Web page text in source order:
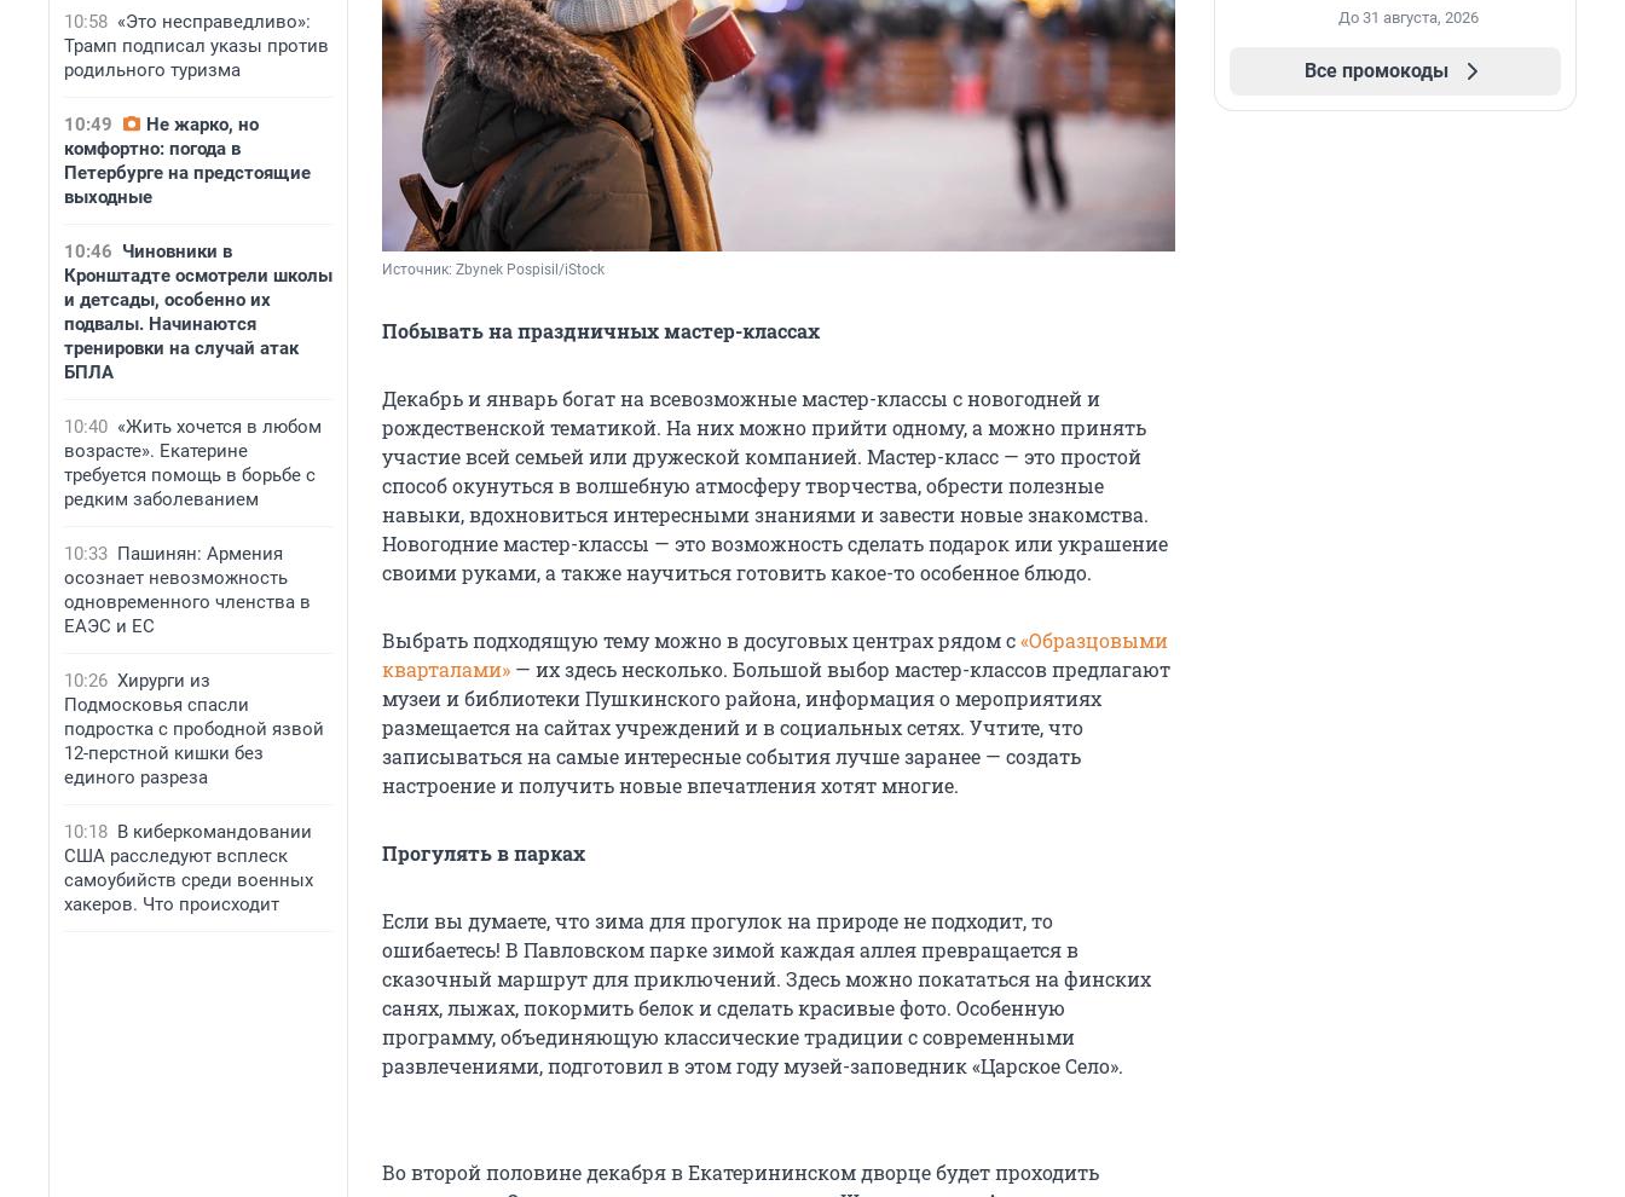
10:58 «Это несправедливо»:
Трамп подписал указы против
родильного туризма
10:49
Не жарко, но
комфортно: погода в
Петербурге на предстоящие
выходные
10:46 Чиновники в
Кронштадте осмотрели школы
и детсады, особенно их
подвалы. Начинаются
тренировки на случай атак
БПЛА
10:40 «Жить хочется в любом
возрасте». Екатерине
требуется помощь в борьбе с
редким заболеванием
10:33 Пашинян: Армения
осознает невозможность
одновременного членства в
ЕАЭС и ЕС
10:26 Хирурги из
Подмосковья спасли
подростка с прободной язвой
12-перстной кишки без
единого разреза
10:18 В киберкомандовании
США расследуют всплеск
самоубийств среди военных
хакеров. Что происходит
Источник: Zbynek Pospisil/iStock
Побывать на праздничных мастер-классах
Декабрь и январь богат на всевозможные мастер-классы с новогодней и
рождественской тематикой. На них можно прийти одному, а можно принять
участие всей семьей или дружеской компанией. Мастер-класс — это простой
способ окунуться в волшебную атмосферу творчества, обрести полезные
навыки, вдохновиться интересными знаниями и завести новые знакомства.
Новогодние мастер-классы — это возможность сделать подарок или украшение
своими руками, а также научиться готовить какое-то особенное блюдо.
Выбрать подходящую тему можно в досуговых центрах рядом с«Образцовыми
кварталами» — их здесь несколько. Большой выбор мастер-классов предлагают
музеи и библиотеки Пушкинского района, информация о мероприятиях
размещается на сайтах учреждений и в социальных сетях. Учтите, что
записываться на самые интересные события лучше заранее — создать
настроение и получить новые впечатления хотят многие.
Прогулять в парках
Если вы думаете, что зима для прогулок на природе не подходит, то
ошибаетесь! В Павловском парке зимой каждая аллея превращается в
сказочный маршрут для приключений. Здесь можно покататься на финских
санях, лыжах, покормить белок и сделать красивые фото. Особенную
программу, объединяющую классические традиции с современными
развлечениями, подготовил в этом году музей-заповедник «Царское Село».
Во второй половине декабря в Екатерининском дворце будет проходить
До 31 августа, 2026
Все промокоды